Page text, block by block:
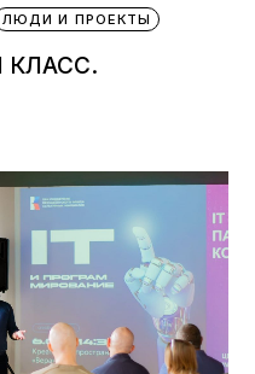
ЛЮДИ И ПРОЕКТЫ